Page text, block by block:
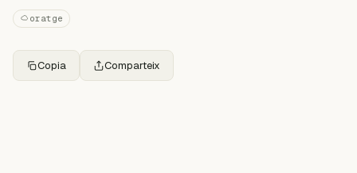
oratge
Copia Comparteix